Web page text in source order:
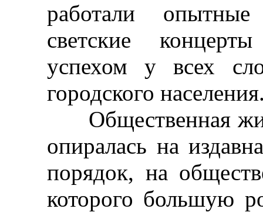
работали
светские
успехом у всех
городского
Общественная
опиралась на
порядок, на
которого большую